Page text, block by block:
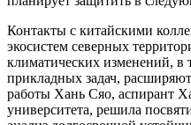
Контакты с китайскими
экосистем северных
климатических изменений, в
прикладных задач,
работы Хань Сяо, аспирант
университета, решила